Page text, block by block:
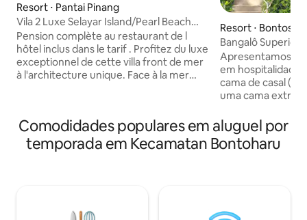
Resort ⋅ Pantai Pinang
Vila 2 Luxe Selayar Island/Pearl Beach
Cottage
Pension complète au restaurant de l
hôtel inclus dans le tarif . Profitez du luxe
exceptionnel de cette villa front de mer
à l'architecture unique. Face à la mer
beau spot de plongée et de snorkeling
de l île. Une invitation au bonheur, à la
détente, loin du tourisme de masse .
Resort ⋅
Bangalô Superior
Apresentamos a
em hospitalidade
cama de casal
uma cama extra
construído com
de tradição
interpretação
privacidade e
Comodidades populares em aluguel por
temporada em Kecamatan Bontoharu